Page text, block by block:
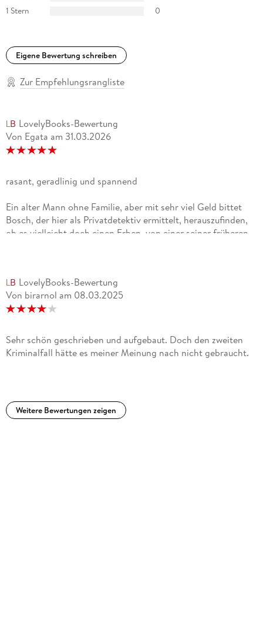
1 Stern
0
Eigene Bewertung schreiben
Zur Empfehlungsrangliste
LovelyBooks-Bewertung
Von Egata am 31.03.2026
rasant, geradlinig und spannend
Ein alter Mann ohne Familie, aber mit sehr viel Geld bittet
Bosch, der hier als Privatdetektiv ermittelt, herauszufinden,
ob es vielleicht doch einen Erben von einer seiner früheren
und immer wieder überraschend die Dinge bei ihm verlaufen.
Auch dieses Buch ist wieder temporeich, schnörkellos und
brillant geschrieben.
LovelyBooks-Bewertung
Von birarnol am 08.03.2025
Sehr schön geschrieben und aufgebaut. Doch den zweiten
Kriminalfall hätte es meiner Meinung nach nicht gebraucht.
Weitere Bewertungen zeigen